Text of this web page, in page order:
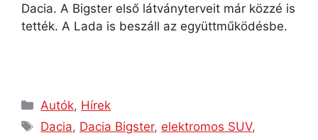
Dacia. A Bigster első látványterveit már közzé is
tették. A Lada is beszáll az együttműködésbe.
Autók, Hírek
Dacia, Dacia Bigster,elektromos SUV,